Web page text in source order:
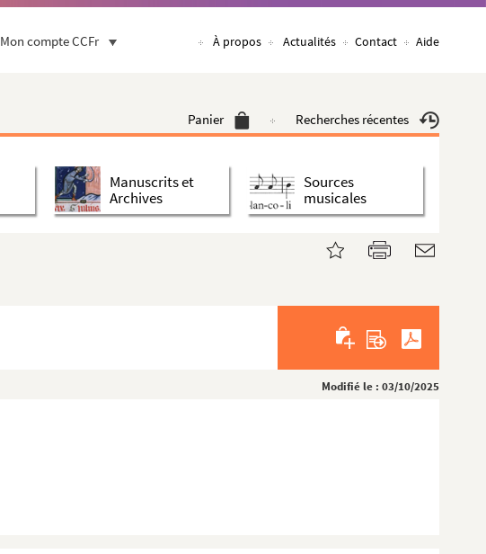
Mon compte CCFr À propos Actualités Contact Aide
Panier Recherches récentes
Manuscrits et
Archives
Sources
musicales
Modifié le : 03/10/2025